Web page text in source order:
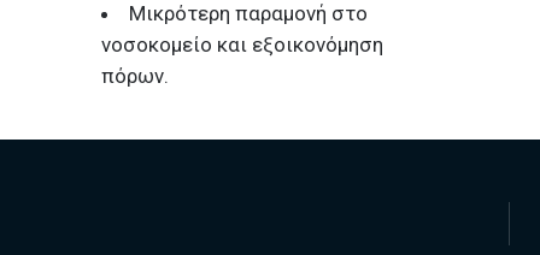
Μικρότερη παραμονή στο
νοσοκομείο και εξοικονόμηση
πόρων.